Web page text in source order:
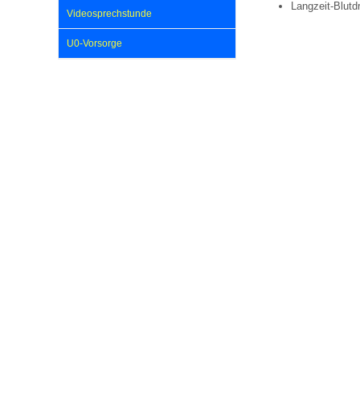
U0-Vorsorge
Videosprechstunde
U0-Vorsorge
Langzeit-